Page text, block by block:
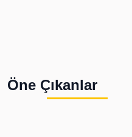
Öne Çıkanlar